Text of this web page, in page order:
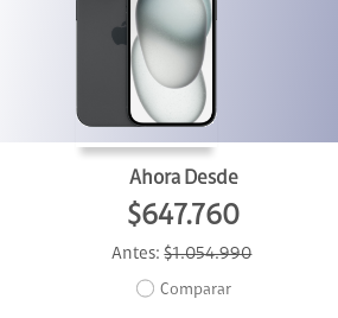
Ahora Desde
$647.760
Antes:$1.054.990
Comparar